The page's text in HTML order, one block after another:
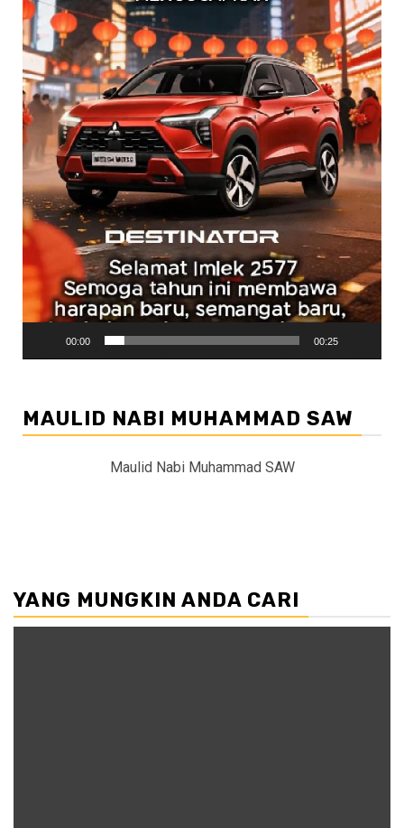
00:00 00:25
MAULID NABI MUHAMMAD SAW
Maulid Nabi Muhammad SAW
YANG MUNGKIN ANDA CARI